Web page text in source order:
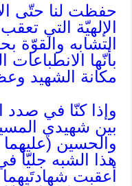
حفظت لنا حتّى
الإلهيّة التي
التشابه والقوّة
بأنّها
مكانة الشهيد
وإذا كنّا في
بين شهيدي
والحسين (عليهما
هذا الشبه جليّاً
أعقبت